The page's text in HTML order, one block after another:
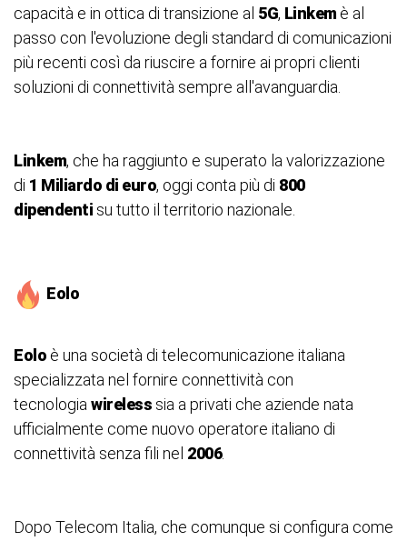
capacità e in ottica di transizione al 5G, Linkem è al
passo con l'evoluzione degli standard di comunicazioni
più recenti così da riuscire a fornire ai propri clienti
soluzioni di connettività sempre all'avanguardia.
Linkem, che ha raggiunto e superato la valorizzazione
di 1 Miliardo di euro, oggi conta più di 800
dipendenti su tutto il territorio nazionale.
Eolo
Eolo è una società di telecomunicazione italiana
specializzata nel fornire connettività con
tecnologiawireless sia a privati che aziende nata
ufficialmente come nuovo operatore italiano di
connettività senza fili nel 2006.
Dopo Telecom Italia, che comunque si configura come